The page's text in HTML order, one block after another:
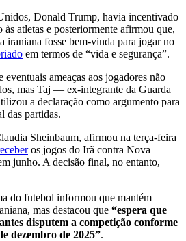
Donald Trump, havia incentivado
atletas e posteriormente afirmou que,
iraniana fosse bem-vinda para jogar no
em termos de “vida e segurança”.
ameaças aos jogadores não
mas Taj — ex-integrante da Guarda
a declaração como argumento para
das partidas.
Sheinbaum, afirmou na terça-feira
os jogos do Irã contra Nova
junho. A decisão final, no entanto,
do futebol informou que mantém
mas destacou que “espera que
disputem a competição conforme
dezembro de 2025”.